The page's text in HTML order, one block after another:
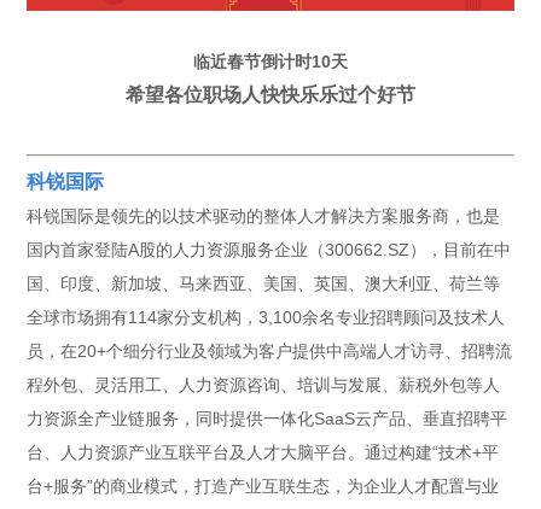
临近春节倒计时10天
希望各位职场人快快乐乐过个好节
科锐国际
科锐国际是领先的以技术驱动的整体人才解决方案服务商，也是
国内首家登陆A股的人力资源服务企业（300662.SZ），目前在中
国、印度、新加坡、马来西亚、美国、英国、澳大利亚、荷兰等
全球市场拥有114家分支机构，3,100余名专业招聘顾问及技术人
员，在20+个细分行业及领域为客户提供中高端人才访寻、招聘流
程外包、灵活用工、人力资源咨询、培训与发展、薪税外包等人
力资源全产业链服务，同时提供一体化SaaS云产品、垂直招聘平
台、人力资源产业互联平台及人才大脑平台。通过构建“技术+平
台+服务”的商业模式，打造产业互联生态，为企业人才配置与业